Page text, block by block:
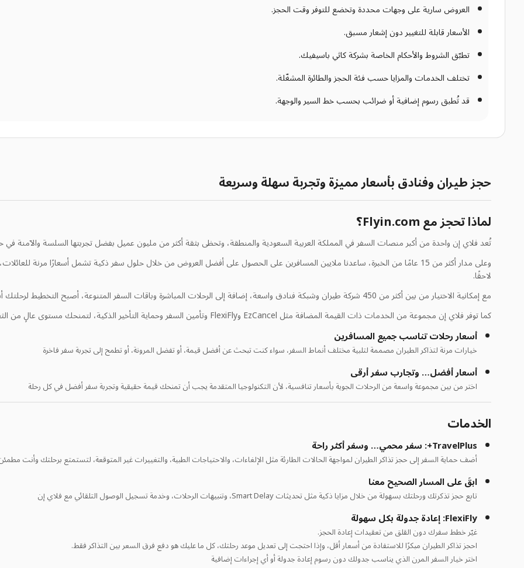
العروض سارية على وجهات محددة وتخضع للتوفر وقت الحجز.
الأسعار قابلة للتغيير دون إشعار مسبق.
تطبّق الشروط والأحكام الخاصة بشركة كاثي باسيفيك.
تختلف الخدمات والمزايا حسب فئة الحجز والطائرة المشغّلة.
قد تُطبق رسوم إضافية أو ضرائب بحسب خط السير والوجهة.
حجز طيران وفنادق بأسعار مميزة وتجربة سهلة وسريعة
لماذا تحجز مع Flyin.com؟
تُعد فلاي إن واحدة من أكبر منصات السفر في المملكة العربية السعودية والمنطقة، وتحظى بثقة أكثر من مليون عميل بفضل تجربتها السلسة والآمنة في
وعلى مدار أكثر من 15 عامًا من الخبرة، ساعدنا ملايين المسافرين على الحصول على أفضل العروض من خلال حلول سفر ذكية تشمل أسعارًا
لاحقًا.
مع إمكانية الاختيار من بين أكثر من 450 شركة طيران وشبكة فنادق واسعة، إضافة إلى الرحلات المباشرة وباقات السفر المتنوعة، أصبح التخطيط لرحلتك أسهل وأسرع من أي وقت مضى.
كما توفر فلاي إن مجموعة من الخدمات ذات القيمة المضافة مثل EzCancel وFlexiFly وتأمين السفر وحماية التأخير الذكية، لتمنحك مستوى عالٍ من الثقة والاطمئنان عند حجز الرحلات والفنادق—وهو ما يميزنا عن غيرنا
أسعار رحلات تناسب جميع المسافرين
خيارات مرنة لتذاكر الطيران مصممة لتلبية مختلف أنماط السفر، سواء كنت تبحث عن أفضل قيمة، أو تفضل المرونة، أو تطمح إلى تجربة سفر فاخرة
أسعار أفضل… وتجارب سفر أرقى
اختر من بين مجموعة واسعة من الرحلات الجوية بأسعار تنافسية، لأن التكنولوجيا المتقدمة يجب أن تمنحك قيمة حقيقية وتجربة سفر أفضل في كل رحلة
الخدمات
TravelPlus+: سفر محمي… وسفر أكثر راحة
أضف حماية السفر إلى حجز تذاكر الطيران لمواجهة الحالات الطارئة مثل الإلغاءات، والاحتياجات الطبية، والتغييرات غير المتوقعة، لتستمتع برحلتك وأنت
ابقَ على المسار الصحيح معنا
تابع حجز تذكرتك ورحلتك بسهولة من خلال مزايا ذكية مثل تحديثات Smart Delay، وتنبيهات الرحلات، وخدمة تسجيل الوصول التلقائي مع فلاي إن
FlexiFly: إعادة جدولة بكل سهولة
غيّر خطط سفرك دون القلق من تعقيدات إعادة الحجز.
احجز تذاكر الطيران مبكرًا للاستفادة من أسعار أقل، وإذا احتجت إلى تعديل موعد رحلتك، كل ما عليك هو دفع فرق السعر بين التذاكر فقط.
اختر خيار السفر المرن الذي يناسب جدولك دون رسوم إعادة جدولة أو أي إجراءات إضافية